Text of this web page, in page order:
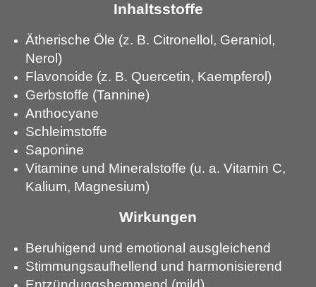
Inhaltsstoffe
Ätherische Öle (z. B. Citronellol, Geraniol,
Nerol)
Flavonoide (z. B. Quercetin, Kaempferol)
Gerbstoffe (Tannine)
Anthocyane
Schleimstoffe
Saponine
Vitamine und Mineralstoffe (u. a. Vitamin C,
Kalium, Magnesium)
Wirkungen
Beruhigend und emotional ausgleichend
Stimmungsaufhellend und harmonisierend